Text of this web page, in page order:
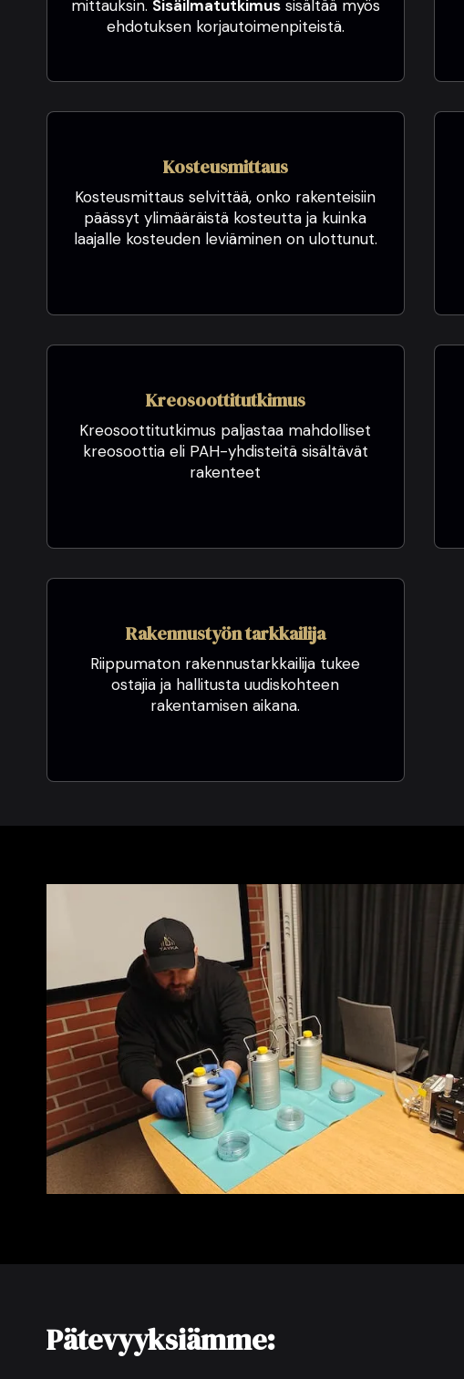
varmuutta tehdä ostopäätös.
Voimme lämpimästi suositella
kuntotarkastuksen.
mittauksin. Sisäilmatutkimussisältää myös
ehdotuksen korjautoimenpiteistä.
Kosteusmittaus
Kosteusmittaus selvittää, onko rakenteisiin
päässyt ylimääräistä kosteutta ja kuinka
laajalle kosteuden leviäminen on ulottunut.
Kreosoottitutkimus
Kreosoottitutkimus paljastaa mahdolliset
kreosoottia eli PAH-yhdisteitä sisältävät
rakenteet
Rakennustyön tarkkailija
Riippumaton rakennustarkkailija tukee
ostajia ja hallitusta uudiskohteen
rakentamisen aikana.
Pätevyyksiämme: